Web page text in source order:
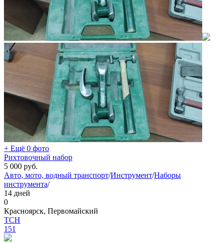
+ Ещё 0 фото
Рихтовочный набор
5 000 руб.
Авто, мото, водный транспорт/Инструмент/Наборы
инструмента/
14 дней
0
Красноярск, Первомайский
TCH
151